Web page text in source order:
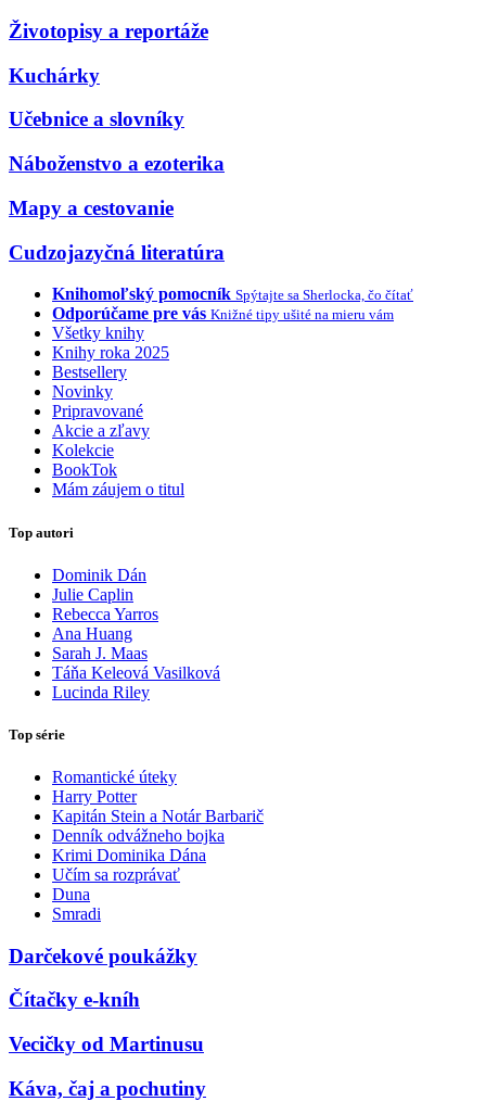
Životopisy a reportáže
Kuchárky
Učebnice a slovníky
Náboženstvo a ezoterika
Mapy a cestovanie
Cudzojazyčná literatúra
Knihomoľský pomocník Spýtajte sa Sherlocka, čo čítať
Odporúčame pre vás Knižné tipy ušité na mieru vám
Všetky knihy
Knihy roka 2025
Bestsellery
Novinky
Pripravované
Akcie a zľavy
Kolekcie
BookTok
Mám záujem o titul
Top autori
Dominik Dán
Julie Caplin
Rebecca Yarros
Ana Huang
Sarah J. Maas
Táňa Keleová Vasilková
Lucinda Riley
Top série
Romantické úteky
Harry Potter
Kapitán Stein a Notár Barbarič
Denník odvážneho bojka
Krimi Dominika Dána
Učím sa rozprávať
Duna
Smradi
Darčekové poukážky
Čítačky e-kníh
Vecičky od Martinusu
Káva, čaj a pochutiny